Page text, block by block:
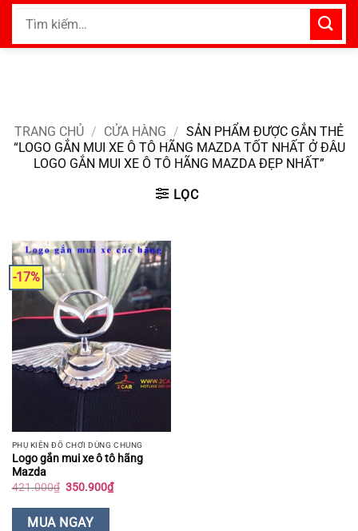
Bỏ
nội
Tìm
TRANG CHỦ / CỬA HÀNG / SẢN PHẨM ĐƯỢC GẮN THẺ
“LOGO GẮN MUI XE Ô TÔ HÃNG MAZDA TỐT NHẤT Ở ĐÂU
LOGO GẮN MUI XE Ô TÔ HÃNG MAZDA ĐẸP NHẤT”
LỌC
-17%
PHỤ KIỆN ĐỒ CHƠI DÙNG CHUNG
Logo gắn mui xe ô tô hãng
Mazda
421.000₫ Giá
là:
421.000₫.
350.900₫Giá
hiện
MUA NGAY